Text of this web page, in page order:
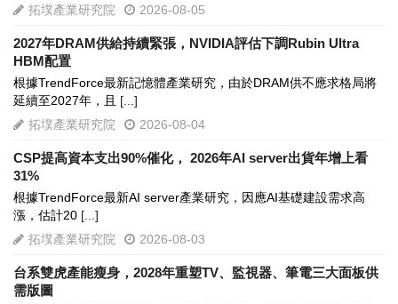
拓墣產業研究院
2026-08-05
2027年DRAM供給持續緊張，NVIDIA評估下調Rubin Ultra
HBM配置
根據TrendForce最新記憶體產業研究，由於DRAM供不應求格局將
延續至2027年，且 [...]
拓墣產業研究院
2026-08-04
CSP提高資本支出90%催化， 2026年AI server出貨年增上看
31%
根據TrendForce最新AI server產業研究，因應AI基礎建設需求高
漲，估計20 [...]
拓墣產業研究院
2026-08-03
台系雙虎產能瘦身，2028年重塑TV、監視器、筆電三大面板供
需版圖